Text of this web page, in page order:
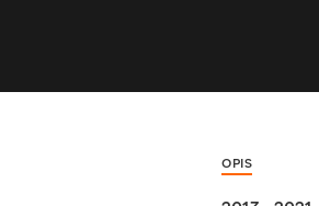
OPIS